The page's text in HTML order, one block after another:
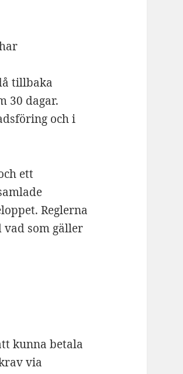
tillbaka
30 dagar.
och i
ett
Reglerna
som gäller
kunna betala
via